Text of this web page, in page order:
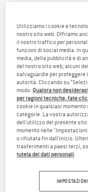
Giacca da sci
(0)
Utilizziamo i cookie e
nostro sito web. Offriamo
il nostro traffico per
funzioni di social media. In
media, della pubblicità e di
del nostro sito web; alcuni
salvaguardie per
autorità. Cliccando su
modo. Qualora non
per ragioni tecniche, fate
cookie in qualsiasi momento
categorie. La vostra
dell'utilizzo del presente sito
momento nelle
o rifiutata fin dall'inizio.
trasferimenti a paesi terzi,
tutela dei dati personali.
IMPOSTAZIONI